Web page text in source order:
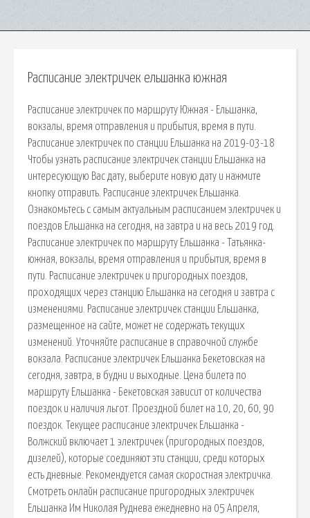
Расписание электричек ельшанка южная
Расписание электричек по маршруту Южная - Ельшанка,
вокзалы, время отправления и прибытия, время в пути.
Расписание электричек по станции Ельшанка на 2019-03-18
Чтобы узнать расписание электричек станции Ельшанка на
интересующую Вас дату, выберите новую дату и нажмите
кнопку отправить. Расписание электричек Ельшанка.
Ознакомьтесь с самым актуальным расписанием электричек и
поездов Ельшанка на сегодня, на завтра и на весь 2019 год.
Расписание электричек по маршруту Ельшанка - Татьянка-
южная, вокзалы, время отправления и прибытия, время в
пути. Расписание электричек и пригородных поездов,
проходящих через станцию Ельшанка на сегодня и завтра с
изменениями. Расписание электричек станции Ельшанка,
размещенное на сайте, может не содержать текущих
изменений. Уточняйте расписание в справочной службе
вокзала. Расписание электричек Ельшанка Бекетовская на
сегодня, завтра, в будни и выходные. Цена билета по
маршруту Ельшанка - Бекетовская зависит от количества
поездок и наличия льгот. Проездной билет на 10, 20, 60, 90
поездок. Текущее расписание электричек Ельшанка -
Волжский включает 1 электричек (пригородных поездов,
дизелей), которые соединяют эти станции, среди которых
есть дневные. Рекомендуется самая скоростная электричка.
Смотреть онлайн расписание пригородных электричек
Ельшанка Им Николая Руднева ежедневно на 05 Апреля,